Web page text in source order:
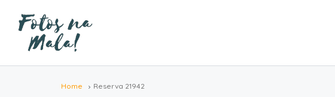
Home Reserva 21942